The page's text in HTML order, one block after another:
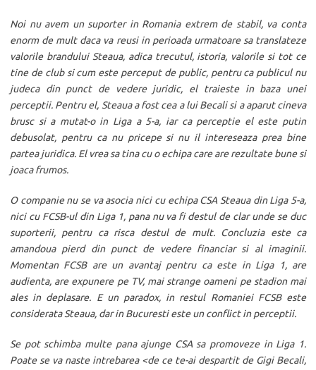
Noi nu avem un suporter in Romania extrem de stabil, va conta
enorm de mult daca va reusi in perioada urmatoare sa translateze
valorile brandului Steaua, adica trecutul, istoria, valorile si tot ce
tine de club si cum este perceput de public, pentru ca publicul nu
judeca din punct de vedere juridic, el traieste in baza unei
perceptii. Pentru el, Steaua a fost cea a lui Becali si a aparut cineva
brusc si a mutat-o in Liga a 5-a, iar ca perceptie el este putin
debusolat, pentru ca nu pricepe si nu il intereseaza prea bine
partea juridica. El vrea sa tina cu o echipa care are rezultate bune si
joaca frumos.
O companie nu se va asocia nici cu echipa CSA Steaua din Liga 5-a,
nici cu FCSB-ul din Liga 1, pana nu va fi destul de clar unde se duc
suporterii, pentru ca risca destul de mult. Concluzia este ca
amandoua pierd din punct de vedere financiar si al imaginii.
Momentan FCSB are un avantaj pentru ca este in Liga 1, are
audienta, are expunere pe TV, mai strange oameni pe stadion mai
ales in deplasare. E un paradox, in restul Romaniei FCSB este
considerata Steaua, dar in Bucuresti este un conflict in perceptii.
Se pot schimba multe pana ajunge CSA sa promoveze in Liga 1.
Poate se va naste intrebarea <de ce te-ai despartit de Gigi Becali,